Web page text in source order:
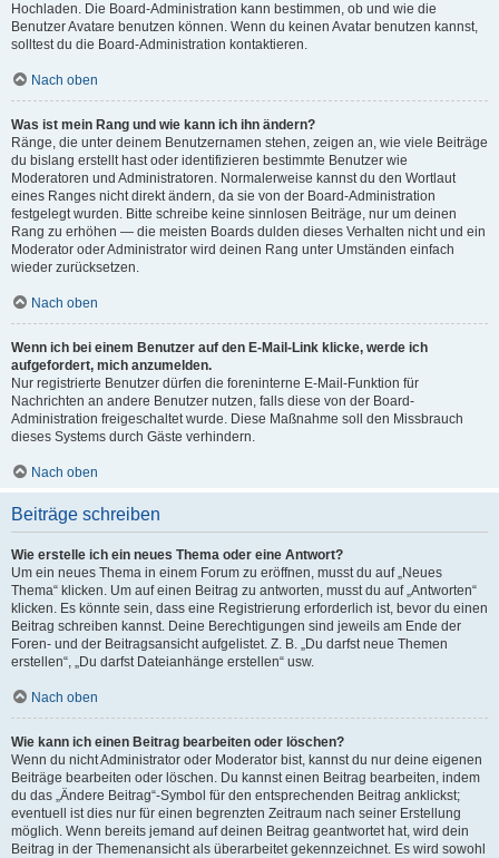
Hochladen. Die Board-Administration kann bestimmen, ob und wie die
Benutzer Avatare benutzen können. Wenn du keinen Avatar benutzen kannst,
solltest du die Board-Administration kontaktieren.
Nach oben
Was ist mein Rang und wie kann ich ihn ändern?
Ränge, die unter deinem Benutzernamen stehen, zeigen an, wie viele Beiträge
du bislang erstellt hast oder identifizieren bestimmte Benutzer wie
Moderatoren und Administratoren. Normalerweise kannst du den Wortlaut
eines Ranges nicht direkt ändern, da sie von der Board-Administration
festgelegt wurden. Bitte schreibe keine sinnlosen Beiträge, nur um deinen
Rang zu erhöhen — die meisten Boards dulden dieses Verhalten nicht und ein
Moderator oder Administrator wird deinen Rang unter Umständen einfach
wieder zurücksetzen.
Nach oben
Wenn ich bei einem Benutzer auf den E-Mail-Link klicke, werde ich
aufgefordert, mich anzumelden.
Nur registrierte Benutzer dürfen die foreninterne E-Mail-Funktion für
Nachrichten an andere Benutzer nutzen, falls diese von der Board-
Administration freigeschaltet wurde. Diese Maßnahme soll den Missbrauch
dieses Systems durch Gäste verhindern.
Nach oben
Beiträge schreiben
Wie erstelle ich ein neues Thema oder eine Antwort?
Um ein neues Thema in einem Forum zu eröffnen, musst du auf „Neues
Thema“ klicken. Um auf einen Beitrag zu antworten, musst du auf „Antworten“
klicken. Es könnte sein, dass eine Registrierung erforderlich ist, bevor du einen
Beitrag schreiben kannst. Deine Berechtigungen sind jeweils am Ende der
Foren- und der Beitragsansicht aufgelistet. Z. B. „Du darfst neue Themen
erstellen“, „Du darfst Dateianhänge erstellen“ usw.
Nach oben
Wie kann ich einen Beitrag bearbeiten oder löschen?
Wenn du nicht Administrator oder Moderator bist, kannst du nur deine eigenen
Beiträge bearbeiten oder löschen. Du kannst einen Beitrag bearbeiten, indem
du das „Ändere Beitrag“-Symbol für den entsprechenden Beitrag anklickst;
eventuell ist dies nur für einen begrenzten Zeitraum nach seiner Erstellung
möglich. Wenn bereits jemand auf deinen Beitrag geantwortet hat, wird dein
Beitrag in der Themenansicht als überarbeitet gekennzeichnet. Es wird sowohl